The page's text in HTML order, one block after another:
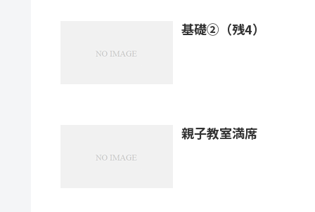
基礎②（残4）
親子教室満席